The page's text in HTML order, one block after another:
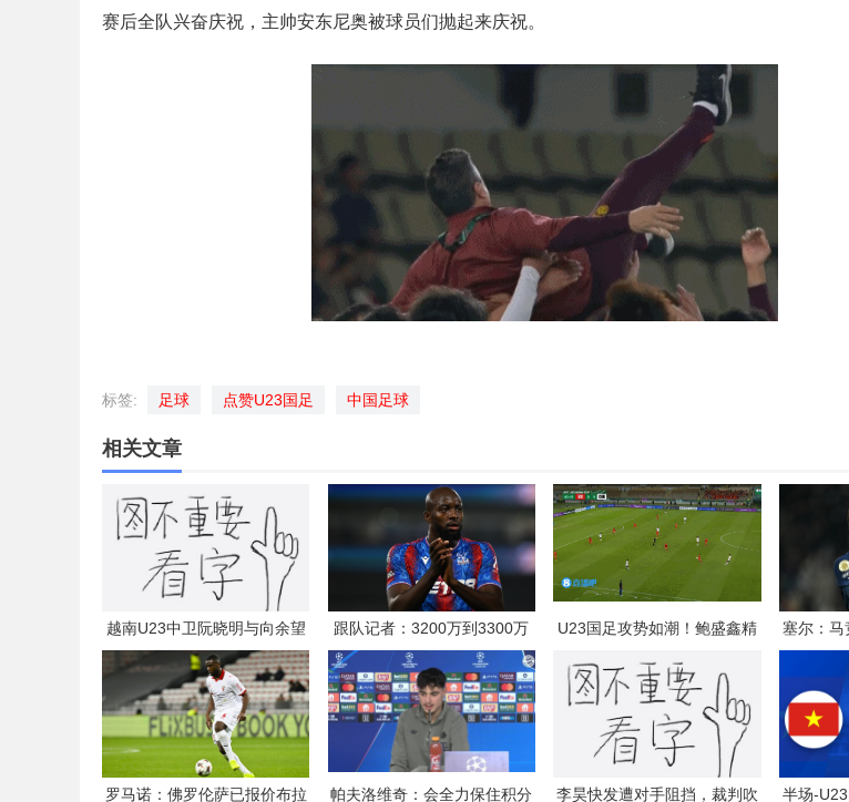
赛后全队兴奋庆祝，主帅安东尼奥被球员们抛起来庆祝。
标签: 足球 点赞U23国足 中国足球
相关文章
越南U23中卫阮晓明与向余望
对抗后受伤被换下，阮德英替
补登场
跟队记者：3200万到3300万
欧，尤文对马特塔的第二份报
价仍遭拒绝
U23国足攻势如潮！鲍盛鑫精
皮球
塞尔：马
得进展，
罗马诺：佛罗伦萨已报价布拉
帕夫洛维奇：会全力保住积分
李昊快发遭对手阻挡，裁判吹
半场-